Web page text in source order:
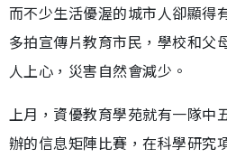
而不少生活優渥的城市人卻顯得
多拍宣傳片教育市民，學校和父
人上心，災害自然會減少。
上月，資優教育學苑就有一隊中
辦的信息矩陣比賽，在科學研究